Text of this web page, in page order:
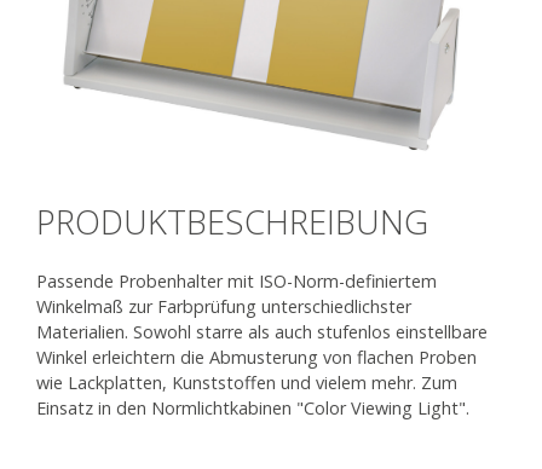
PRODUKTBESCHREIBUNG
Passende Probenhalter mit ISO-Norm-definiertem
Winkelmaß zur Farbprüfung unterschiedlichster
Materialien. Sowohl starre als auch stufenlos einstellbare
Winkel erleichtern die Abmusterung von flachen Proben
wie Lackplatten, Kunststoffen und vielem mehr. Zum
Einsatz in den Normlichtkabinen "Color Viewing Light".